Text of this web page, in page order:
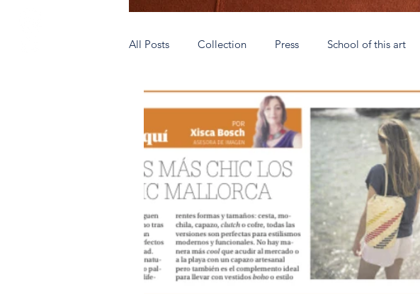
All Posts Collection Press School of this art
Authentic people wear AnticMallorca
Very special shops Hecho en España Soy Antic